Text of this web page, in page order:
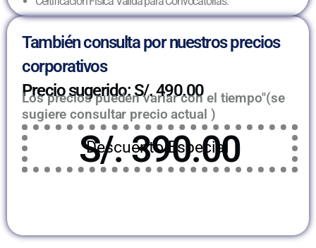
También consulta por nuestros precios
corporativos
Precio sugerido: S/. 490.00
Los precios pueden variar con el tiempo"(se
sugiere consultar precio actual )
Descuento Especial
S/. 390.00